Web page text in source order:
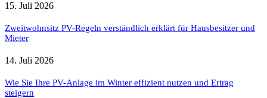
15. Juli 2026
Zweitwohnsitz PV-Regeln verständlich erklärt für Hausbesitzer und
Mieter
14. Juli 2026
Wie Sie Ihre PV-Anlage im Winter effizient nutzen und Ertrag
steigern